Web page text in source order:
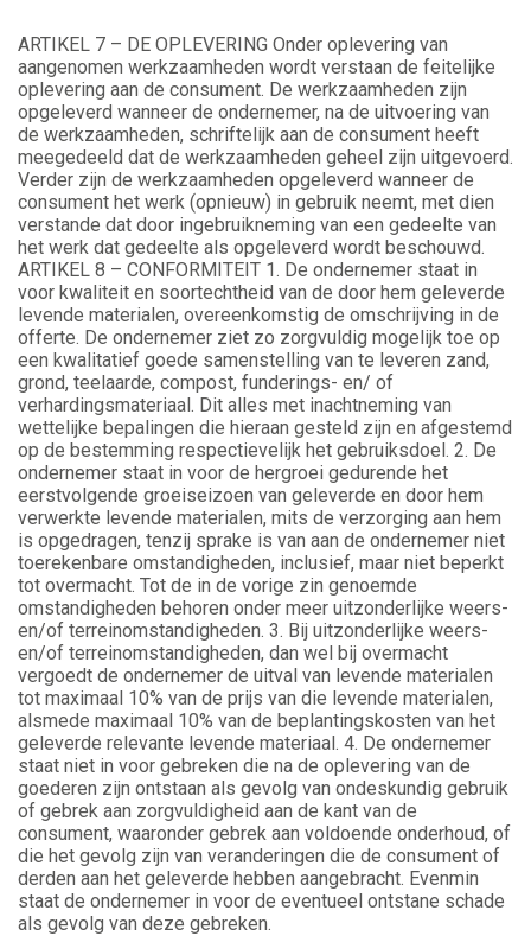
ARTIKEL 7 – DE OPLEVERING Onder oplevering van
aangenomen werkzaamheden wordt verstaan de feitelijke
oplevering aan de consument. De werkzaamheden zijn
opgeleverd wanneer de ondernemer, na de uitvoering van
de werkzaamheden, schriftelijk aan de consument heeft
meegedeeld dat de werkzaamheden geheel zijn uitgevoerd.
Verder zijn de werkzaamheden opgeleverd wanneer de
consument het werk (opnieuw) in gebruik neemt, met dien
verstande dat door ingebruikneming van een gedeelte van
het werk dat gedeelte als opgeleverd wordt beschouwd.
ARTIKEL 8 – CONFORMITEIT 1. De ondernemer staat in
voor kwaliteit en soortechtheid van de door hem geleverde
levende materialen, overeenkomstig de omschrijving in de
offerte. De ondernemer ziet zo zorgvuldig mogelijk toe op
een kwalitatief goede samenstelling van te leveren zand,
grond, teelaarde, compost, funderings- en/ of
verhardingsmateriaal. Dit alles met inachtneming van
wettelijke bepalingen die hieraan gesteld zijn en afgestemd
op de bestemming respectievelijk het gebruiksdoel. 2. De
ondernemer staat in voor de hergroei gedurende het
eerstvolgende groeiseizoen van geleverde en door hem
verwerkte levende materialen, mits de verzorging aan hem
is opgedragen, tenzij sprake is van aan de ondernemer niet
toerekenbare omstandigheden, inclusief, maar niet beperkt
tot overmacht. Tot de in de vorige zin genoemde
omstandigheden behoren onder meer uitzonderlijke weers-
en/of terreinomstandigheden. 3. Bij uitzonderlijke weers-
en/of terreinomstandigheden, dan wel bij overmacht
vergoedt de ondernemer de uitval van levende materialen
tot maximaal 10% van de prijs van die levende materialen,
alsmede maximaal 10% van de beplantingskosten van het
geleverde relevante levende materiaal. 4. De ondernemer
staat niet in voor gebreken die na de oplevering van de
goederen zijn ontstaan als gevolg van ondeskundig gebruik
of gebrek aan zorgvuldigheid aan de kant van de
consument, waaronder gebrek aan voldoende onderhoud, of
die het gevolg zijn van veranderingen die de consument of
derden aan het geleverde hebben aangebracht. Evenmin
staat de ondernemer in voor de eventueel ontstane schade
als gevolg van deze gebreken.